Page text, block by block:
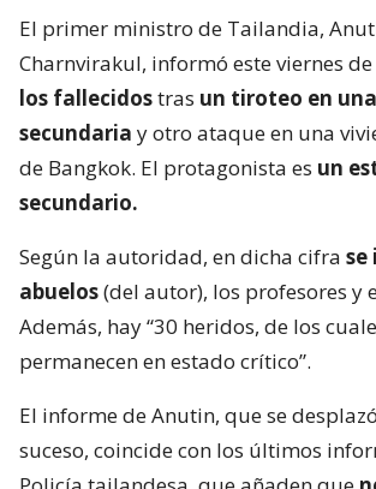
El primer ministro de Tailandia,
Charnvirakul, informó este viernes
los fallecidostras un tiroteo en
secundaria y otro ataque en una
de Bangkok. El protagonista es un
secundario.
Según la autoridad, en dicha cifra se
abuelos(del autor), los profesores y
Además, hay “30 heridos, de los
permanecen en estado crítico”.
El informe de Anutin, que se
suceso, coincide con los últimos